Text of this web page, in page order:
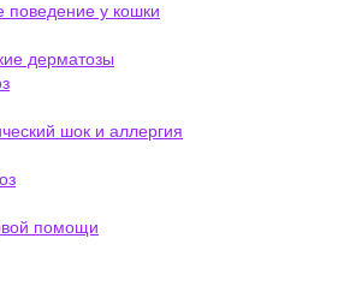
поведение у кошки
дерматозы
шок и аллергия
помощи